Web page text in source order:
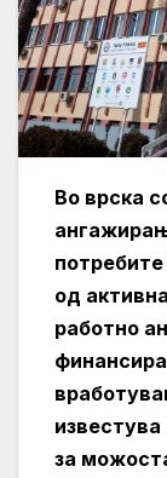
Во врска
од
работно
известува
за